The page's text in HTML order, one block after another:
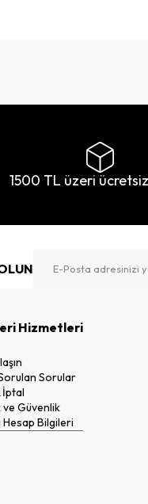
1500 TL üzeri
Hizmetleri
Sorular
İptal
ve Güvenlik
Hesap Bilgileri